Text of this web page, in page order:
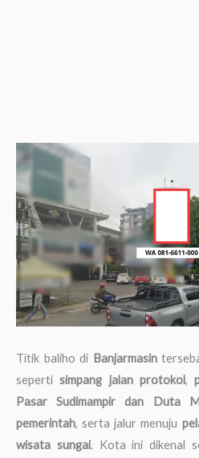
Titik baliho di Banjarmasin
sepertisimpang jalan protokol,
Pasar Sudimampir dan Duta
pemerintah, serta jalur menuju
wisata sungai. Kota ini dikenal